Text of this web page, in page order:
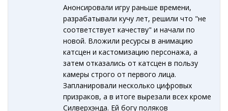
Анонсировали игру раньше времени,
разрабатывали кучу лет, решили что "не
соответствует качеству" и начали по
новой. Вложили ресурсы в анимацию
катсцен и кастомизацию персонажа, а
затем отказались от катсцен в пользу
камеры строго от первого лица.
Запланировали несколько цифровых
призраков, а в итоге вырезали всех кроме
Силверхэнда. Ей богу поляков